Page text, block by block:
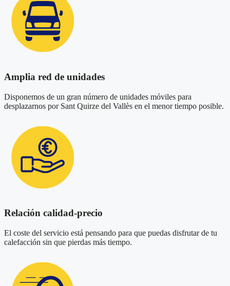
Amplia red de unidades
Disponemos de un gran número de unidades móviles para
desplazarnos por Sant Quirze del Vallès en el menor tiempo posible.
Relación calidad-precio
El coste del servicio está pensando para que puedas disfrutar de tu
calefacción sin que pierdas más tiempo.